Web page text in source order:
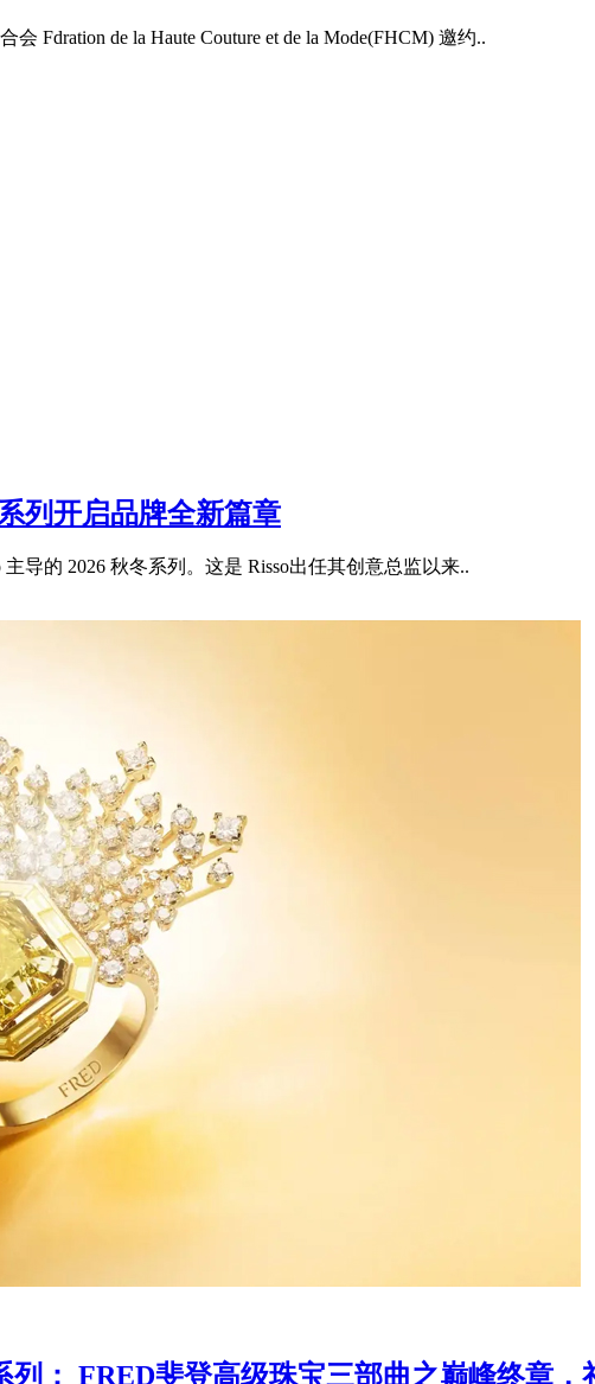
Fdration de la Haute Couture et de la Mode(FHCM) 邀约..
列开启品牌全新篇章
导的 2026 秋冬系列。这是 Risso出任其创意总监以来..
： FRED斐登高级珠宝三部曲之巅峰终章，